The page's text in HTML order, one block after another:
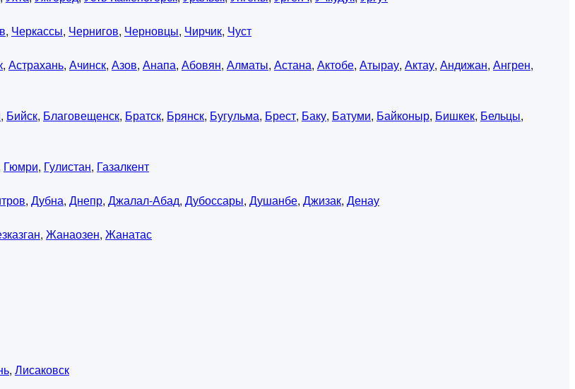
, Черкассы, Чернигов, Черновцы, Чирчик, Чуст
, Астрахань, Ачинск, Азов, Анапа, Абовян, Алматы, Астана, Актобе, Атырау, Актау, Андижан, Ангрен,
, Бийск, Благовещенск, Братск, Брянск, Бугульма, Брест, Баку, Батуми, Байконыр, Бишкек, Бельцы,
Гюмри, Гулистан, Газалкент
, Дубна, Днепр, Джалал-Абад, Дубоссары, Душанбе, Джизак, Денау
, Жанаозен, Жанатас
, Лисаковск